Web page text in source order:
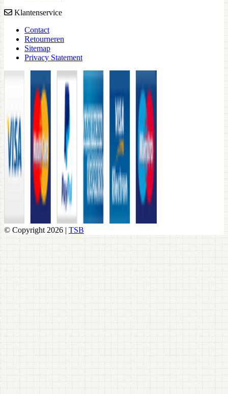
Klantenservice
Contact
Retourneren
Sitemap
Privacy Statement
© Copyright 2026 | TSB